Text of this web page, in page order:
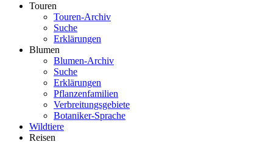
Touren
Touren-Archiv
Suche
Erklärungen
Blumen
Blumen-Archiv
Suche
Erklärungen
Pflanzenfamilien
Verbreitungsgebiete
Botaniker-Sprache
Wildtiere
Reisen